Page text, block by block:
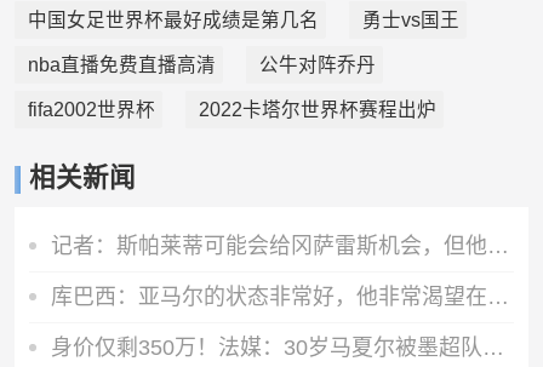
中国女足世界杯最好成绩是第几名 勇士vs国王
nba直播免费直播高清 公牛对阵乔丹
fifa2002世界杯 2022卡塔尔世界杯赛程出炉
相关新闻
记者：斯帕莱蒂可能会给冈萨雷斯机会，但他完全不想回到尤文效力
库巴西：亚马尔的状态非常好，他非常渴望在各个方面帮助我们
身价仅剩350万！法媒：30岁马夏尔被墨超队解约 他仍相信能踢法甲